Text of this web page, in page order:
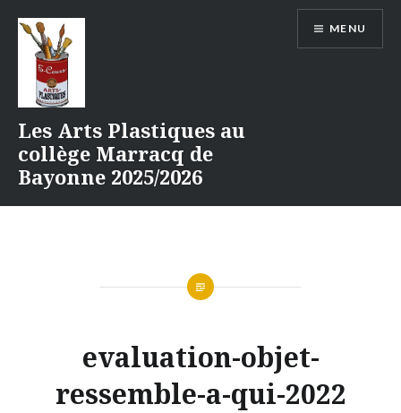
contenu
Les Arts Plastiques au
collège Marracq de
Bayonne 2025/2026
MENU
evaluation-objet-
ressemble-a-qui-2022